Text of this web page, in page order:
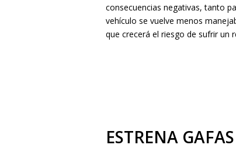
consecuencias negativas, tanto
vehículo se vuelve menos
que crecerá el riesgo de sufrir un
ESTRENA